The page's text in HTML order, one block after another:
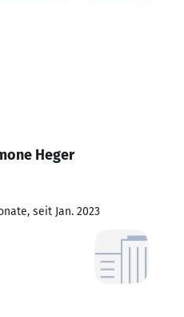
Heger
seit Jan. 2023